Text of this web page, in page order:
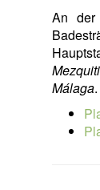
An
Málaga.